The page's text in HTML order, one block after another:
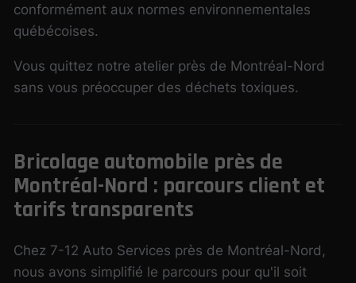
conformément aux normes environnementales
québécoises.
Vous quittez notre atelier près de Montréal-Nord
sans vous préoccuper des déchets toxiques.
Bricolage automobile près de
Montréal-Nord : parcours client et
tarifs transparents
Chez 7-12 Auto Services près de Montréal-Nord,
nous avons simplifié le parcours pour qu'il soit